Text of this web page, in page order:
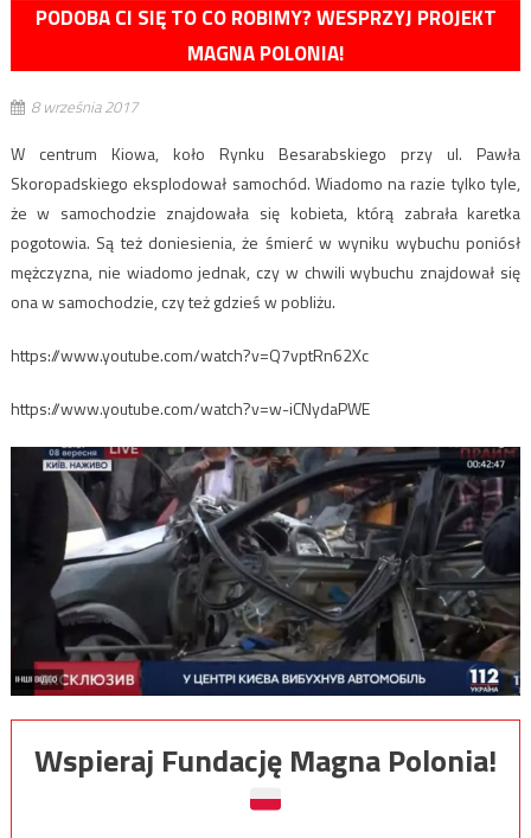
PODOBA CI SIĘ TO CO ROBIMY? WESPRZYJ PROJEKT
MAGNA POLONIA!
8 września 2017
W centrum Kiowa, koło Rynku Besarabskiego przy ul. Pawła
Skoropadskiego eksplodował samochód. Wiadomo na razie tylko tyle,
że w samochodzie znajdowała się kobieta, którą zabrała karetka
pogotowia. Są też doniesienia, że śmierć w wyniku wybuchu poniósł
mężczyzna, nie wiadomo jednak, czy w chwili wybuchu znajdował się
ona w samochodzie, czy też gdzieś w pobliżu.
https://www.youtube.com/watch?v=Q7vptRn62Xc
https://www.youtube.com/watch?v=w-iCNydaPWE
Wspieraj Fundację Magna Polonia!